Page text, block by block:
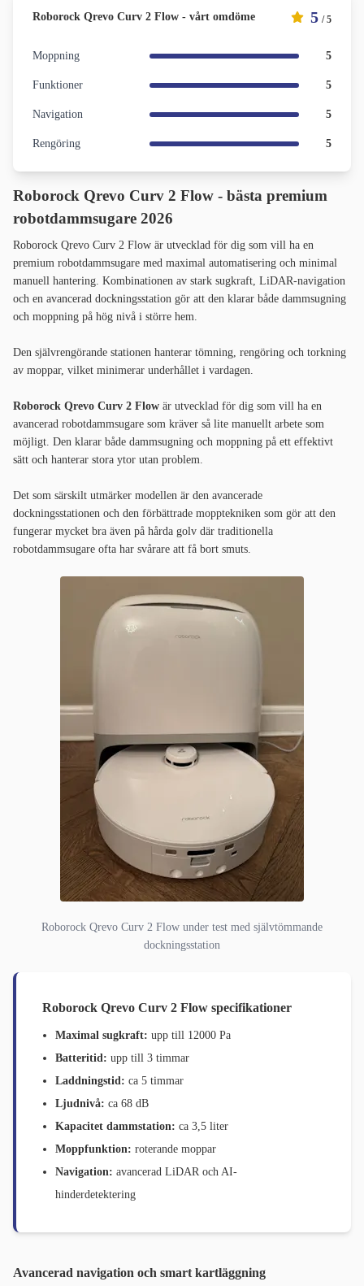
Roborock Qrevo Curv 2 Flow - vårt omdöme 5 / 5
Moppning 5
Funktioner 5
Navigation 5
Rengöring 5
Roborock Qrevo Curv 2 Flow - bästa premium
robotdammsugare 2026
Roborock Qrevo Curv 2 Flow är utvecklad för dig som vill ha en
premium robotdammsugare med maximal automatisering och minimal
manuell hantering. Kombinationen av stark sugkraft, LiDAR-navigation
och en avancerad dockningsstation gör att den klarar både dammsugning
och moppning på hög nivå i större hem.
Den självrengörande stationen hanterar tömning, rengöring och torkning
av moppar, vilket minimerar underhållet i vardagen.
Roborock Qrevo Curv 2 Flow är utvecklad för dig som vill ha en
avancerad robotdammsugare som kräver så lite manuellt arbete som
möjligt. Den klarar både dammsugning och moppning på ett effektivt
sätt och hanterar stora ytor utan problem.
Det som särskilt utmärker modellen är den avancerade
dockningsstationen och den förbättrade mopptekniken som gör att den
fungerar mycket bra även på hårda golv där traditionella
robotdammsugare ofta har svårare att få bort smuts.
Roborock Qrevo Curv 2 Flow under test med självtömmande
dockningsstation
Roborock Qrevo Curv 2 Flow specifikationer
Maximal sugkraft: upp till 12000 Pa
Batteritid: upp till 3 timmar
Laddningstid: ca 5 timmar
Ljudnivå: ca 68 dB
Kapacitet dammstation: ca 3,5 liter
Moppfunktion: roterande moppar
Navigation: avancerad LiDAR och AI-
hinderdetektering
Avancerad navigation och smart kartläggning